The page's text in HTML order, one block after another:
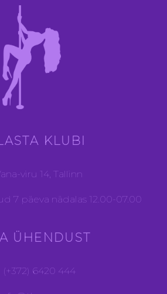
KLUBI
viru 14, Tallinn
7 päeva nädalas 12.00-07.00
ÜHENDUST
(+372) 6420 444